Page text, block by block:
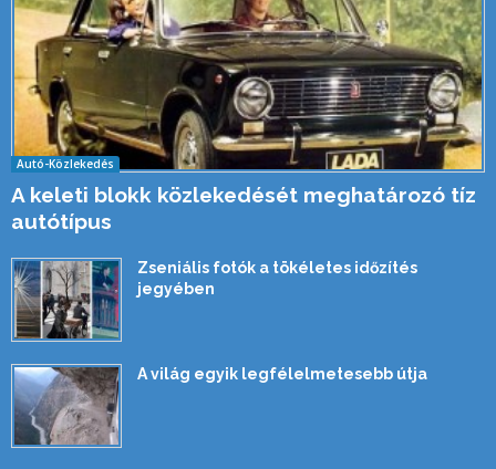
Autó-Közlekedés
A keleti blokk közlekedését meghatározó tíz
autótípus
Zseniális fotók a tökéletes időzítés
jegyében
A világ egyik legfélelmetesebb útja